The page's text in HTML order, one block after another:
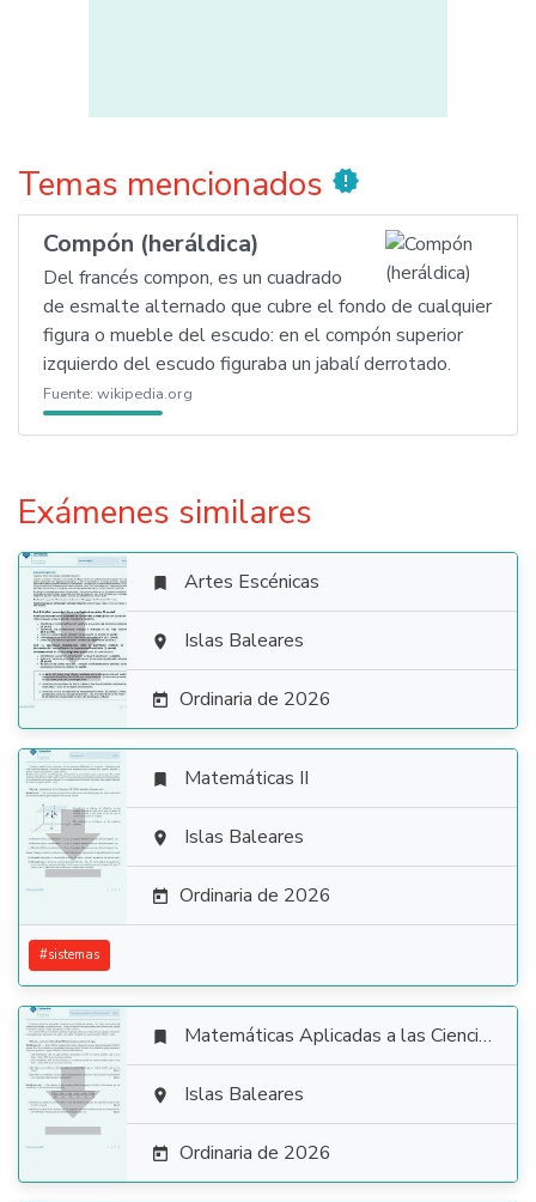
Temas mencionados new_releases
Compón (heráldica)
Del francés compon, es un cuadrado
de esmalte alternado que cubre el fondo de cualquier
figura o mueble del escudo: en el compón superior
izquierdo del escudo figuraba un jabalí derrotado.
Fuente: wikipedia.org
Exámenes similares

 Artes Escénicas
 Islas Baleares
 Ordinaria de 2026

 Matemáticas II
 Islas Baleares
 Ordinaria de 2026
#sistemas

 Matemáticas Aplicadas a las Ciencias Sociales
 Islas Baleares
 Ordinaria de 2026